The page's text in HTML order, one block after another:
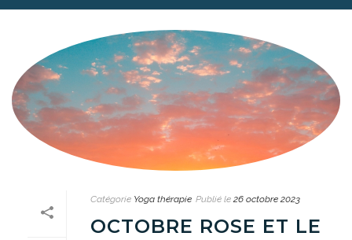
Catégorie Yoga thérapie Publié le 26 octobre 2023
OCTOBRE ROSE ET LE